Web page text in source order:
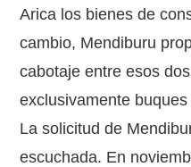
Arica los bienes de
cambio, Mendiburu
cabotaje entre esos
exclusivamente
La solicitud de
escuchada. En